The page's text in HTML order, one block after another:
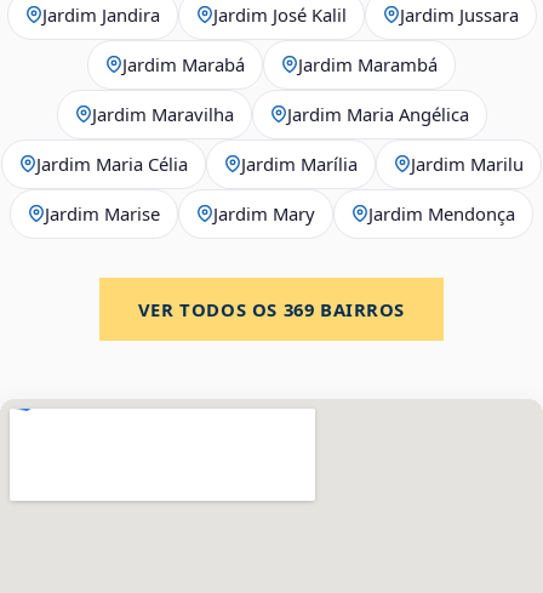
Jardim Jandira Jardim José Kalil Jardim Jussara
Jardim Marabá Jardim Marambá
Jardim Maravilha Jardim Maria Angélica
Jardim Maria Célia Jardim Marília Jardim Marilu
Jardim Marise Jardim Mary Jardim Mendonça
VER TODOS OS 369 BAIRROS